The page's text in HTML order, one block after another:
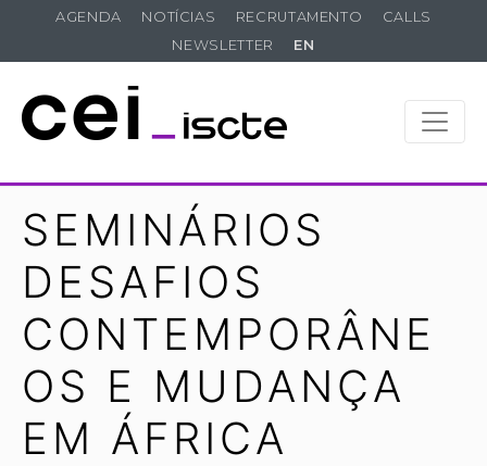
AGENDA NOTÍCIAS RECRUTAMENTO
CALLS
NEWSLETTER
EN
SEMINÁRIOS
DESAFIOS
CONTEMPORÂNE
OS E MUDANÇA
EM ÁFRICA